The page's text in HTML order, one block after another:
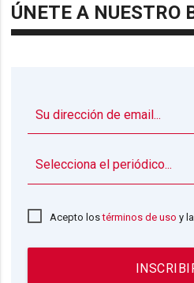
ÚNETE A NUESTRO
Acepto lostérminos de uso y